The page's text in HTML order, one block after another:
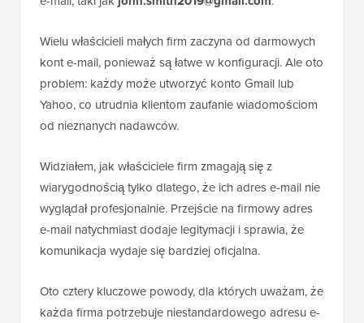
Wielu właścicieli małych firm zaczyna od darmowych
kont e-mail, ponieważ są łatwe w konfiguracji. Ale oto
problem: każdy może utworzyć konto Gmail lub
Yahoo, co utrudnia klientom zaufanie wiadomościom
od nieznanych nadawców.
Widziałem, jak właściciele firm zmagają się z
wiarygodnością tylko dlatego, że ich adres e-mail nie
wyglądał profesjonalnie. Przejście na firmowy adres
e-mail natychmiast dodaje legitymacji i sprawia, że
komunikacja wydaje się bardziej oficjalna.
Oto cztery kluczowe powody, dla których uważam, że
każda firma potrzebuje niestandardowego adresu e-